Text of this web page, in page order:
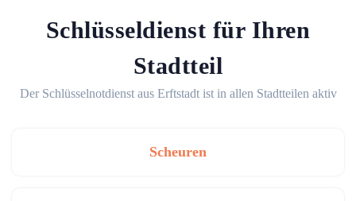
Schlüsseldienst für Ihren
Stadtteil
Der Schlüsselnotdienst aus Erftstadt ist in allen Stadtteilen aktiv
Scheuren